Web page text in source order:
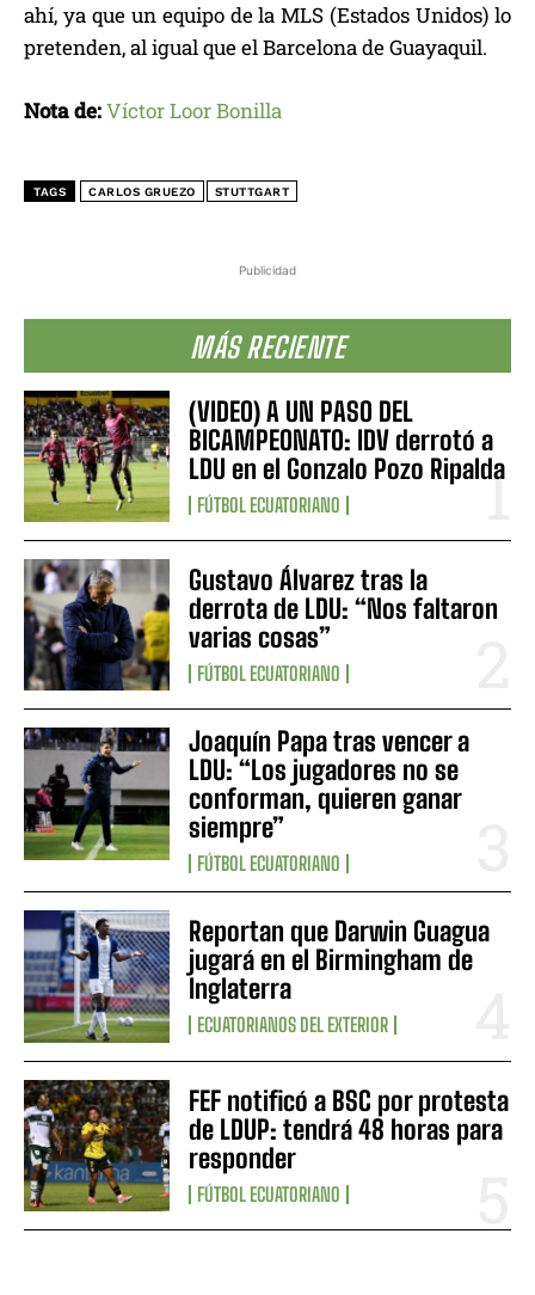
Publicidad
MÁS RECIENTE
(VIDEO) A UN PASO DEL
BICAMPEONATO: IDV derrotó a
LDU en el Gonzalo Pozo Ripalda
FÚTBOL ECUATORIANO
Gustavo Álvarez tras la
derrota de LDU: “Nos faltaron
varias cosas”
FÚTBOL ECUATORIANO
Joaquín Papa tras vencer a
LDU: “Los jugadores no se
conforman, quieren ganar
siempre”
FÚTBOL ECUATORIANO
Reportan que Darwin Guagua
jugará en el Birmingham de
Inglaterra
ECUATORIANOS DEL EXTERIOR
FEF notificó a BSC por protesta
de LDUP: tendrá 48 horas para
responder
FÚTBOL ECUATORIANO
ahí, ya que un equipo de la MLS (Estados Unidos) lo
pretenden, al igual que el Barcelona de Guayaquil.
Nota de:Víctor Loor Bonilla
TAGS CARLOS GRUEZO STUTTGART